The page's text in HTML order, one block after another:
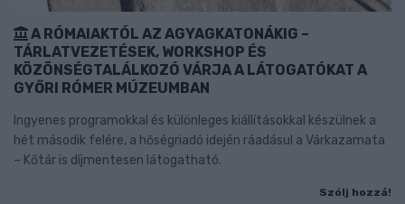
A RÓMAIAKTÓL AZ AGYAGKATONÁKIG –
TÁRLATVEZETÉSEK, WORKSHOP ÉS
KÖZÖNSÉGTALÁLKOZÓ VÁRJA A LÁTOGATÓKAT A
GYŐRI RÓMER MÚZEUMBAN
Ingyenes programokkal és különleges kiállításokkal készülnek a
hét második felére, a hőségriadó idején ráadásul a Várkazamata
– Kőtár is díjmentesen látogatható.
Szólj hozzá!